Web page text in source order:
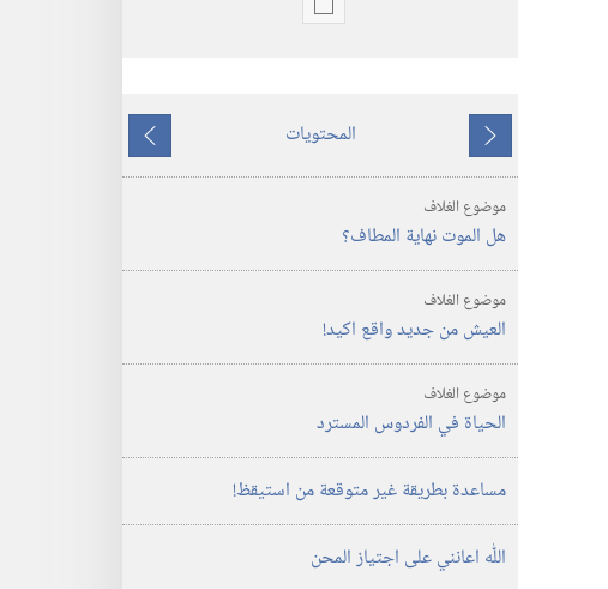
خيارات
‏‎أيلول/
سبتمبر‏
ما
يسبق
المحتويات
ما
يلي
موضوع الغلاف
هل الموت نهاية المطاف؟‏
موضوع الغلاف
العيش من جديد واقع اكيد!‏
موضوع الغلاف
الحياة في الفردوس المسترد
مساعدة بطريقة غير متوقعة من استيقظ!‏
اللّٰه اعانني على اجتياز المحن